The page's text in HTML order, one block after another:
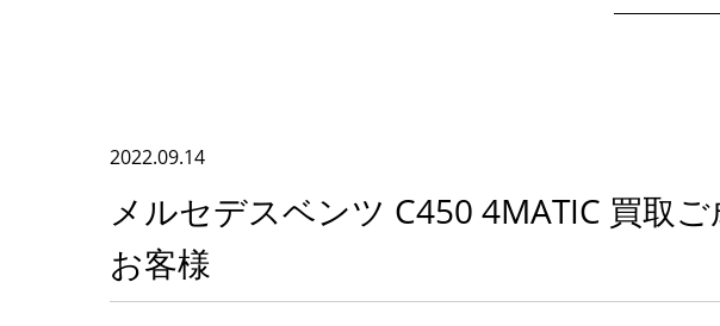
2022.09.14
メルセデスベンツ C450 4MATIC 買取
お客様